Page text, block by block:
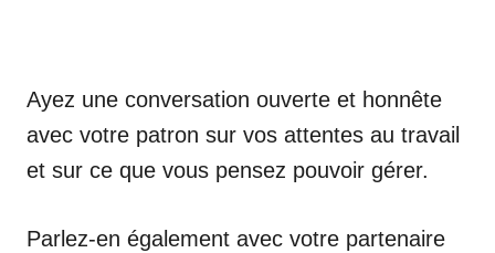
Ayez une conversation ouverte et honnête
avec votre patron sur vos attentes au travail
et sur ce que vous pensez pouvoir gérer.
Parlez-en également avec votre partenaire